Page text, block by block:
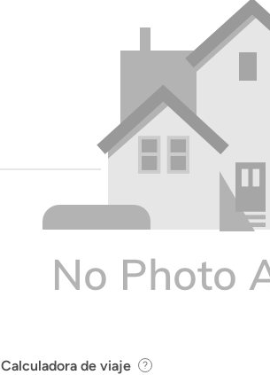
Calculadora de viaje